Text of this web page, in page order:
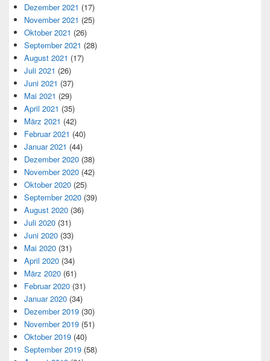
Dezember 2021 (17)
November 2021 (25)
Oktober 2021 (26)
September 2021 (28)
August 2021 (17)
Juli 2021 (26)
Juni 2021 (37)
Mai 2021 (29)
April 2021 (35)
März 2021 (42)
Februar 2021 (40)
Januar 2021 (44)
Dezember 2020 (38)
November 2020 (42)
Oktober 2020 (25)
September 2020 (39)
August 2020 (36)
Juli 2020 (31)
Juni 2020 (33)
Mai 2020 (31)
April 2020 (34)
März 2020 (61)
Februar 2020 (31)
Januar 2020 (34)
Dezember 2019 (30)
November 2019 (51)
Oktober 2019 (40)
September 2019 (58)